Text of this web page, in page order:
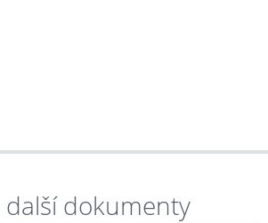
další dokumenty